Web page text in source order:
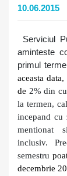
10.06.2015
Serviciul
aminteste
primul
aceasta
de 2% din
la termen,
incepand cu
mentionat
inclusiv.
semestru
decembrie